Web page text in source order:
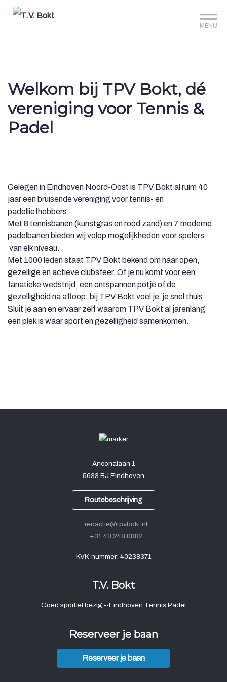
Sign up?
MENU
Welkom bij TPV Bokt, dé
vereniging voor Tennis &
Padel
Gelegen in Eindhoven Noord-Oost is TPV Bokt al ruim 40
jaar een bruisende vereniging voor tennis- en
padelliefhebbers.
Met 8 tennisbanen (kunstgras en rood zand) en 7 moderne
padelbanen bieden wij volop mogelijkheden voor spelers
van elk niveau.
Met 1000 leden staat TPV Bokt bekend om haar open,
gezellige en actieve clubsfeer. Of je nu komt voor een
fanatieke wedstrijd, een ontspannen potje of de
gezelligheid na afloop: bij TPV Bokt voel je je snel thuis.
Sluit je aan en ervaar zelf waarom TPV Bokt al jarenlang
een plek is waar sport en gezelligheid samenkomen.
Anconalaan 1
5633 BJ Eindhoven
Routebeschrijving
redactie@tpvbokt.nl
+31 40 248 0882
KVK-nummer: 40238371
T.V. Bokt
Goed sportief bezig --Eindhoven Tennis Padel
Reserveer je baan
Reserveer je baan